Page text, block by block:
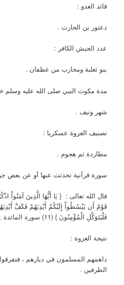
قائد العدو :
دعثور بن الحارث .
عدد الجيش الكافر :
بنو ثعلبة ومحارب من غطفان .
مدة مكوث النبي صلى الله عليه وسلم
شهر ونيف .
تصنيف الغزوة عسكريا :
مطاردة ثم هجوم .
سورة قرآنية تحدثت عنها أو عن بعض
قال الله تعالى : { يَا أَيُّهَا الَّذِينَ آمَنُواْ
قَوْمٌ أَن يَبْسُطُواْ إِلَيْكُمْ أَيْدِيَهُمْ فَكَفَّ
فَلْيَتَوَكَّلِ الْمُؤْمِنُونَ } (11) سورة المائدة .
نتيجة الغزوة :
داهمهم المسلمون في ديارهم ،
الطرفين .